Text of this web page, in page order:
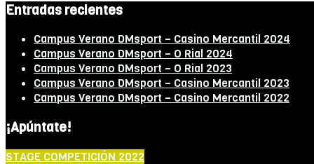
Entradas recientes
Campus Verano DMsport – Casino Mercantil 2024
Campus Verano DMsport – O Rial 2024
Campus Verano DMsport – O Rial 2023
Campus Verano DMsport – Casino Mercantil 2023
Campus Verano DMsport – Casino Mercantil 2022
¡Apúntate!
STAGE COMPETICIÓN 2022